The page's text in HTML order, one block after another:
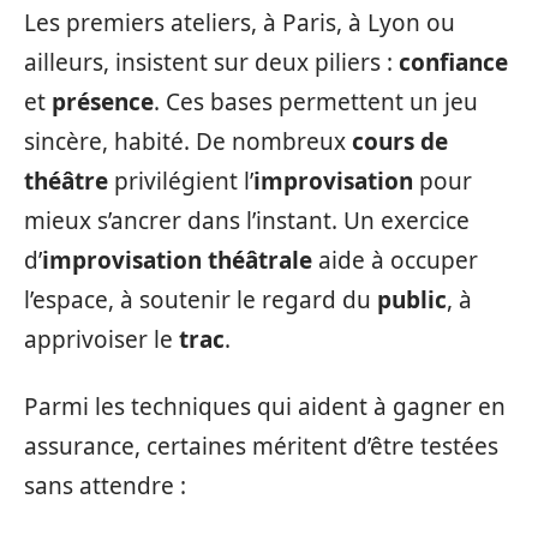
Les premiers ateliers, à Paris, à Lyon ou
ailleurs, insistent sur deux piliers : confiance
et présence. Ces bases permettent un jeu
sincère, habité. De nombreuxcours de
théâtre privilégient l’improvisation pour
mieux s’ancrer dans l’instant. Un exercice
d’improvisation théâtrale aide à occuper
l’espace, à soutenir le regard du public, à
apprivoiser le trac.
Parmi les techniques qui aident à gagner en
assurance, certaines méritent d’être testées
sans attendre :